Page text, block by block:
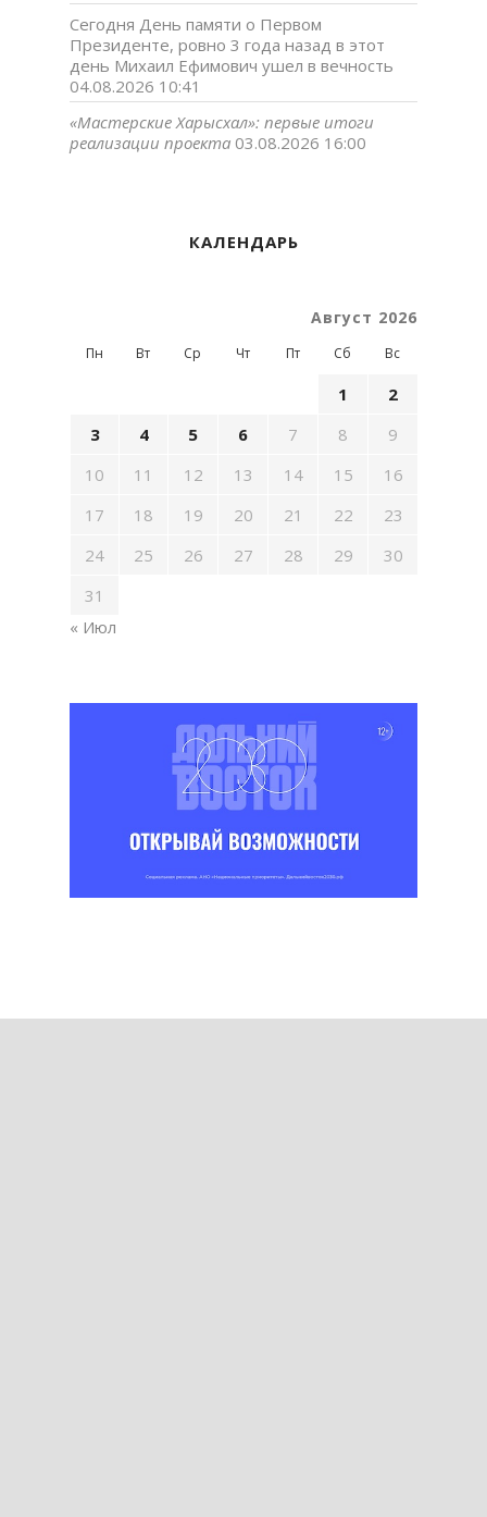
Сегодня День памяти о Первом
Президенте, ровно 3 года назад в этот
день Михаил Ефимович ушел в вечность
04.08.2026 10:41
«Мастерские Харысхал»: первые итоги
реализации проекта 03.08.2026 16:00
КАЛЕНДАРЬ
Август 2026
Пн Вт Ср Чт Пт Сб Вс
1
2
3
4 5 6 7 8
9
10
11 12 13 14 15
16
17
18 19 20 21 22
23
24
25 26 27 28 29
30
31
« Июл